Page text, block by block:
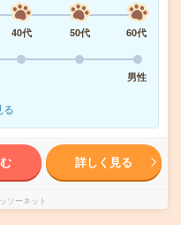
40代 50代
60代
男性
る
詳しく見る
ソーネット